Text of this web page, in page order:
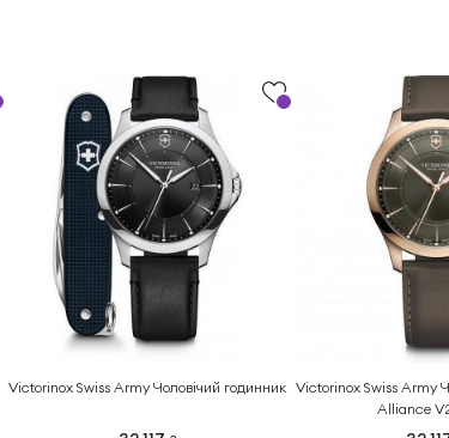
Victorinox Swiss Army Чоловічий годинник Victorinox Swiss Army
Alliance